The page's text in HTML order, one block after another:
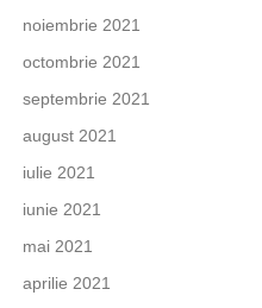
noiembrie 2021
octombrie 2021
septembrie 2021
august 2021
iulie 2021
iunie 2021
mai 2021
aprilie 2021